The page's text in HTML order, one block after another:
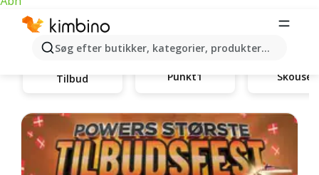
Søg efter butikker, kategorier, produkter...
Tilbud Punkt1 Skousen